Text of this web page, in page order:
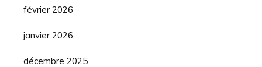
février 2026
janvier 2026
décembre 2025